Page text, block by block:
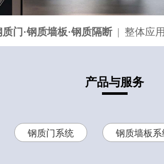
质门·钢质墙板·钢质隔断 | 整体应
产品与服务
钢质门系统 钢质墙板系